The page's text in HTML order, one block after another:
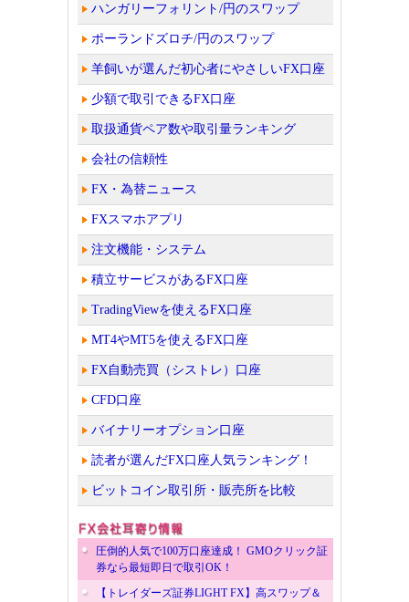
ハンガリーフォリント/円のスワップ
ポーランドズロチ/円のスワップ
羊飼いが選んだ初心者にやさしいFX口座
少額で取引できるFX口座
取扱通貨ペア数や取引量ランキング
会社の信頼性
FX・為替ニュース
FXスマホアプリ
注文機能・システム
積立サービスがあるFX口座
TradingViewを使えるFX口座
MT4やMT5を使えるFX口座
FX自動売買（シストレ）口座
CFD口座
バイナリーオプション口座
読者が選んだFX口座人気ランキング！
ビットコイン取引所・販売所を比較
圧倒的人気で100万口座達成！ GMOクリック証
券なら最短即日で取引OK！
【トレイダーズ証券LIGHT FX】高スワップ＆